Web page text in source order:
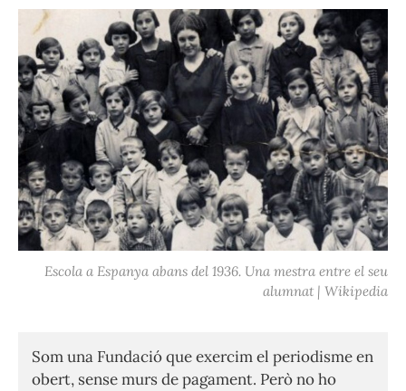
Escola a Espanya abans del 1936. Una mestra entre el seu
alumnat | Wikipedia
Som una Fundació que exercim el periodisme en
obert, sense murs de pagament. Però no ho